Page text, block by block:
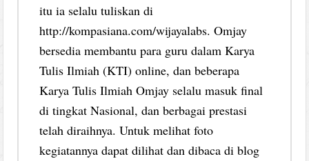
itu ia selalu tuliskan di
http://kompasiana.com/wijayalabs. Omjay
bersedia membantu para guru dalam Karya
Tulis Ilmiah (KTI) online, dan beberapa
Karya Tulis Ilmiah Omjay selalu masuk final
di tingkat Nasional, dan berbagai prestasi
telah diraihnya. Untuk melihat foto
kegiatannya dapat dilihat dan dibaca di blog